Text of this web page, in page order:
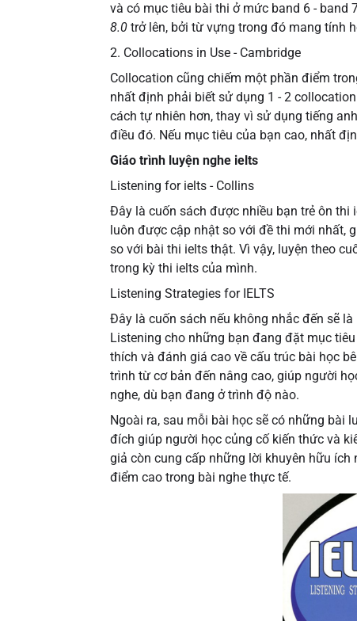
và có mục tiêu bài thi ở mức band 6 - band
8.0 trở lên, bởi từ vựng trong đó mang tính
2. Collocations in Use - Cambridge
Collocation cũng chiếm một phần điểm
nhất định phải biết sử dụng 1 - 2
cách tự nhiên hơn, thay vì sử dụng tiếng
điều đó. Nếu mục tiêu của bạn cao, nhất
Giáo trình luyện nghe ielts
Listening for ielts - Collins
Đây là cuốn sách được nhiều bạn trẻ ôn
luôn được cập nhật so với đề thi mới nhất,
so với bài thi ielts thật. Vì vậy, luyện theo
trong kỳ thi ielts của mình.
Listening Strategies for IELTS
Đây là cuốn sách nếu không nhắc đến sẽ
Listening cho những bạn đang đặt mục
thích và đánh giá cao về cấu trúc bài học
trình từ cơ bản đến nâng cao, giúp người
nghe, dù bạn đang ở trình độ nào.
Ngoài ra, sau mỗi bài học sẽ có những bài
đích giúp người học củng cố kiến thức và
giả còn cung cấp những lời khuyên hữu
điểm cao trong bài nghe thực tế.